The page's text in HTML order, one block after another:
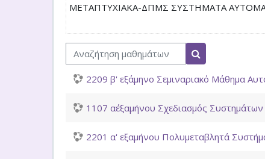
ΜΕΤΑΠΤΥΧΙΑΚΑ-ΔΠΜΣ ΣΥΣΤΗΜΑΤΑ
Αναζήτηση μαθημάτων
Αναζήτηση
2209 β' εξάμηνο Σεμιναριακό Μάθημα
1107 α΄εξαμήνου Σχεδιασμός
2201 α' εξαμήνου Πολυμεταβλητά